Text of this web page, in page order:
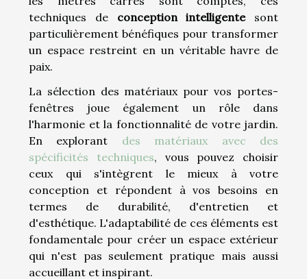
techniques de conception intelligentesont
particulièrement bénéfiques pour transformer
un espace restreint en un véritable havre de
paix.
La sélection des matériaux pour vos portes-
fenêtres joue également un rôle dans
l'harmonie et la fonctionnalité de votre jardin.
En explorant des matériaux avec des
spécificités techniques, vous pouvez choisir
ceux qui s'intègrent le mieux à votre
conception et répondent à vos besoins en
termes de durabilité, d'entretien et
d'esthétique. L'adaptabilité de ces éléments est
fondamentale pour créer un espace extérieur
qui n'est pas seulement pratique mais aussi
accueillant et inspirant.